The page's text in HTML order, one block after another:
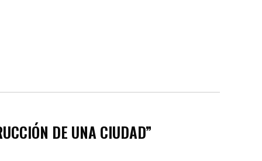
DE UNA CIUDAD”